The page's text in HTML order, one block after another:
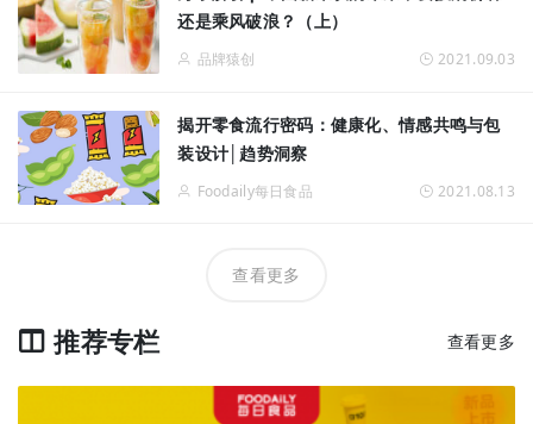
还是乘风破浪？（上）
品牌猿创 2021.09.03
揭开零食流行密码：健康化、情感共鸣与包
装设计│趋势洞察
Foodaily每日食品 2021.08.13
查看更多
推荐专栏 查看更多